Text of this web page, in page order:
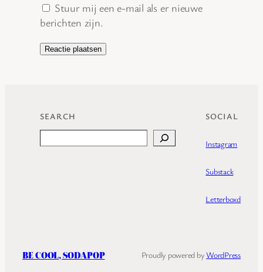
Stuur mij een e-mail als er nieuwe
berichten zijn.
SEARCH SOCIAL
Instagram
Substack
Letterboxd
BE COOL, SODAPOP Proudly powered byWordPress